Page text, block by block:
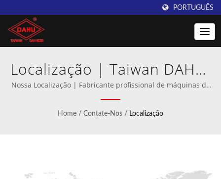
PORTUGUÊS
Localização | Taiwan DAHU:
Excelência na Fabricação de
Máquinas de Crochê
Nossa Localização | Fabricante profissional de máquinas de
crochê e malharia de trama.
Home / Contate-Nos / Localização